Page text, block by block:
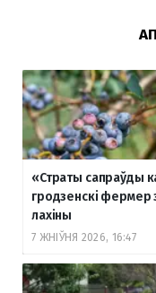
«Страты сапраўды
гродзенскі фермер
лахіны
7 ЖНІЎНЯ 2026, 16:47